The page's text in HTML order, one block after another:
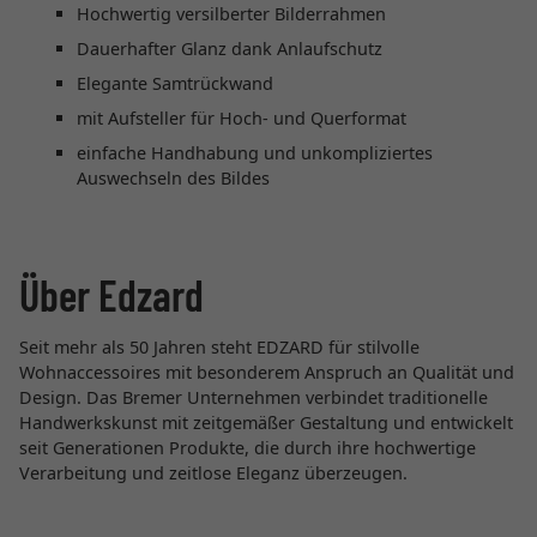
Hochwertig versilberter Bilderrahmen
Dauerhafter Glanz dank Anlaufschutz
Elegante Samtrückwand
mit Aufsteller für Hoch- und Querformat
einfache Handhabung und unkompliziertes
Auswechseln des Bildes
Über Edzard
Seit mehr als 50 Jahren steht EDZARD für stilvolle
Wohnaccessoires mit besonderem Anspruch an Qualität und
Design. Das Bremer Unternehmen verbindet traditionelle
Handwerkskunst mit zeitgemäßer Gestaltung und entwickelt
seit Generationen Produkte, die durch ihre hochwertige
Verarbeitung und zeitlose Eleganz überzeugen.